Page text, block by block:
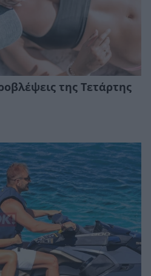
της Τετάρτης